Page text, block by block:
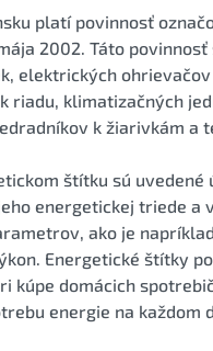
platí povinnosť
2002. Táto
elektrických
riadu, klimatizačných
k žiarivkám a
štítku sú
energetickej triede a
ako je
Energetické štítky
kúpe domácich
energie na každom